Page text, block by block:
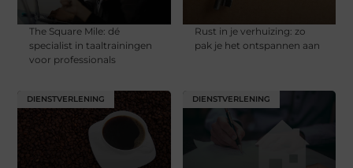
The Square Mile: dé
specialist in taaltrainingen
voor professionals
Rust in je verhuizing: zo
pak je het ontspannen aan
DIENSTVERLENING DIENSTVERLENING